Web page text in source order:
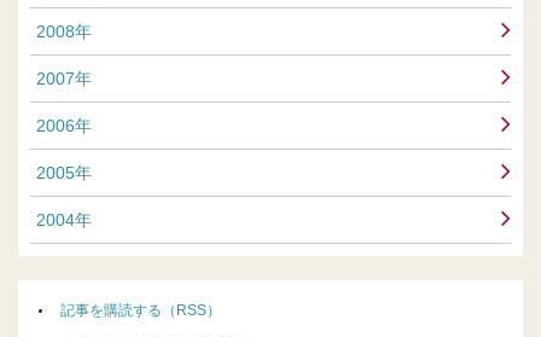
2008年
2007年
2006年
2005年
2004年
記事を購読する（RSS）